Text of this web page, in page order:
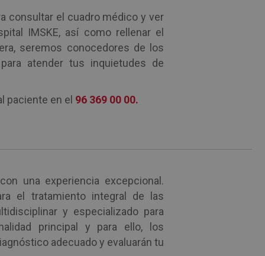
consultar el cuadro médico y ver
IMSKE, así como rellenar el
seremos conocedores de los
atender tus inquietudes de
paciente en el 96 369 00 00.
una experiencia excepcional.
el tratamiento integral de las
y especializado para
principal y para ello, los
adecuado y evaluarán tu